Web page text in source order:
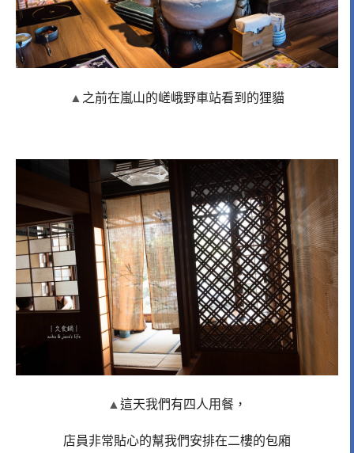
▲ 之前在嵐山的嵯峨野車站看到的狸貓
▲這天我們有四人用餐，
店員非常貼心的幫我們安排在二樓的包廂